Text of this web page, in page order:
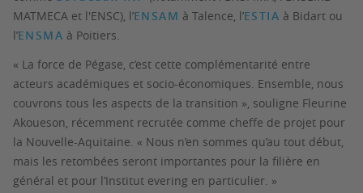
MATMECA et l'ENSC), l’ENSAM à Talence, l’ESTIA à Bidart ou
l’ENSMA à Poitiers.
« La force de Pégase, c’est cette complémentarité entre
acteurs académiques et socio-économiques. Ensemble, nous
couvrons tous les aspects de la transition », souligne Fleurine
Akoueson, récemment recrutée comme cheffe de projet pour
la Nouvelle-Aquitaine. « Nous n’en sommes qu’au tout début,
mais les retombées seront importantes pour la filière en
général et pour l’Institut evering en particulier. »